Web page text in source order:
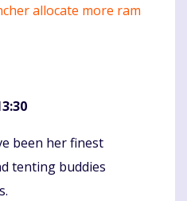
allocate more ram
been her finest
tenting buddies